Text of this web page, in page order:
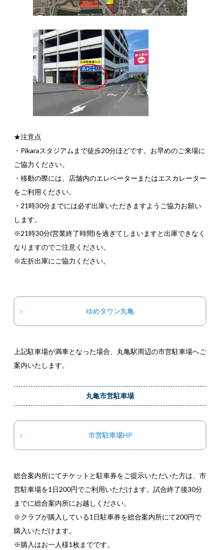
★注意点
・Pikaraスタジアムまで徒歩20分ほどです。お早めのご来場に
ご協力ください。
・移動の際には、店舗内のエレベーターまたはエスカレーター
をご利用ください。
・21時30分までには必ず出庫いただきますようご協力お願い
します。
※21時30分(営業終了時間)を過ぎてしまいますと出庫できなく
なりますのでご注意ください。
※左折出庫にご協力ください。
ゆめタウン丸亀
上記駐車場が満車となった場合、丸亀駅周辺の市営駐車場へご
案内いたします。
丸亀市営駐車場
市営駐車場HP
総合案内所にてチケットと駐車券をご提示いただいた方は、市
営駐車場を1日200円でご利用いただけます。試合終了後30分
までに総合案内所にお越しください。
※クラブが購入している1日駐車券を総合案内所にて200円で
購入いただけます。
※購入はお一人様1枚までです。